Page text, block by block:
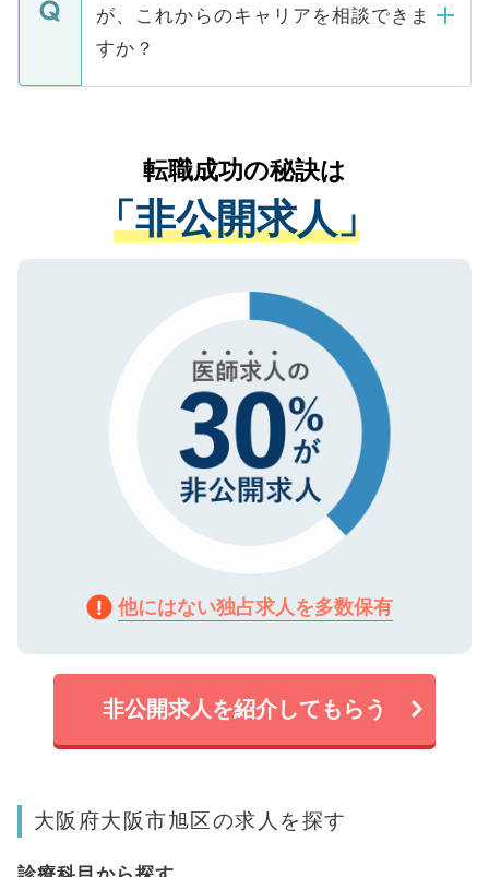
みを人材紹介会社に依頼するケースが増え
ています。
ご本人のキャリアアップおよび転職活動の
支援を目的に使用いたします。お預かりし
ているすべての個人データはご本人の許可
は、個人情報の取り扱いについての厳密な
管理基準を満たした事業者のみに付与され
る、プライバシーマークを取得済みです。
ご登録いただいた個人情報は、SSL（デー
で、機密保持に関してもご安心ください。
が、これからのキャリアを相談できま
すか？
かがいして、現在の医療機関の状況や紹介
経験をまじえながら、適切なアドバイスを
させていただきます。すぐにご転職をされ
ない方には、長期的なサポートが可能です
ので、まずはご登録ください。
転職成功の秘訣は
「非公開求人」
他にはない独占求人を多数保有
非公開求人を紹介してもらう
大阪府大阪市旭区の求人を探す